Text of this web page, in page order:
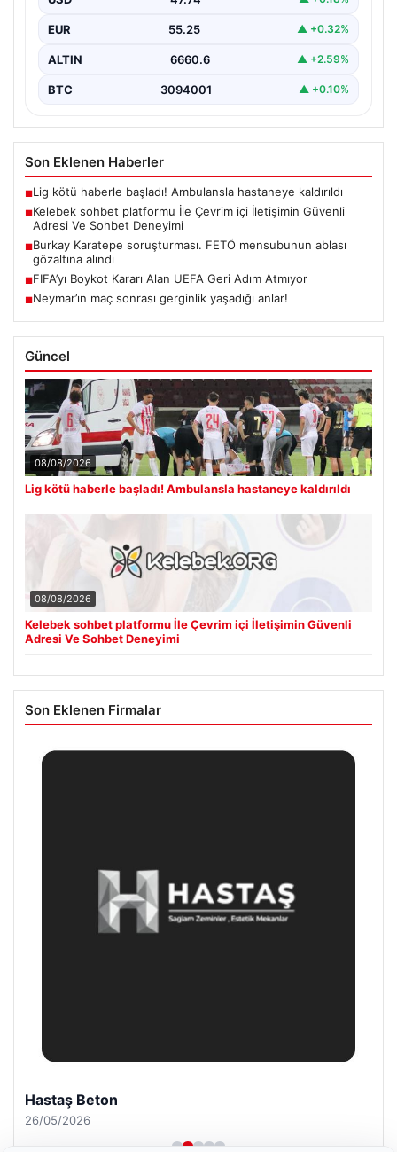
EUR 55.25 ▲ +0.32%
ALTIN 6660.6 ▲ +2.59%
BTC 3094001 ▲ +0.10%
Son Eklenen Haberler
■Lig kötü haberle başladı! Ambulansla hastaneye kaldırıldı
■Kelebek sohbet platformu İle Çevrim içi İletişimin Güvenli
Adresi Ve Sohbet Deneyimi
■Burkay Karatepe soruşturması. FETÖ mensubunun ablası
gözaltına alındı
■FIFA’yı Boykot Kararı Alan UEFA Geri Adım Atmıyor
■Neymar’ın maç sonrası gerginlik yaşadığı anlar!
Güncel
08/08/2026
Lig kötü haberle başladı! Ambulansla hastaneye kaldırıldı
08/08/2026
Kelebek sohbet platformu İle Çevrim içi İletişimin Güvenli
Adresi Ve Sohbet Deneyimi
Son Eklenen Firmalar
Bulkoon Toptan Ayakkabı
03/05/2026